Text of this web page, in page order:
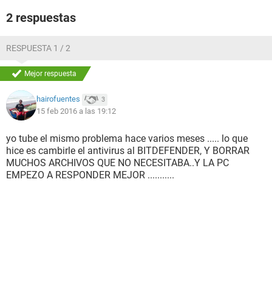
2 respuestas
RESPUESTA 1 / 2
Mejor respuesta
hairofuentes 3
15 feb 2016 a las 19:12
yo tube el mismo problema hace varios meses ..... lo que
hice es cambirle el antivirus al BITDEFENDER, Y BORRAR
MUCHOS ARCHIVOS QUE NO NECESITABA..Y LA PC
EMPEZO A RESPONDER MEJOR ...........